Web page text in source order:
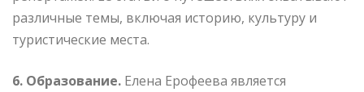
различные темы, включая историю, культуру и
туристические места.
6. Образование. Елена Ерофеева является